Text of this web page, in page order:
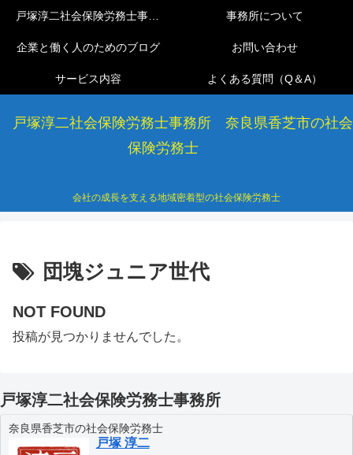
戸塚淳二社会保険労務士事務所 奈良県香芝市の社会
保険労務士
会社の成長を支える地域密着型の社会保険労務士
戸塚淳二社会保険労務士事務所 事務所について
企業と働く人のためのブログ お問い合わせ
サービス内容 よくある質問（Q＆A）
団塊ジュニア世代
NOT FOUND
投稿が見つかりませんでした。
戸塚淳二社会保険労務士事務所
奈良県香芝市の社会保険労務士
戸塚 淳二